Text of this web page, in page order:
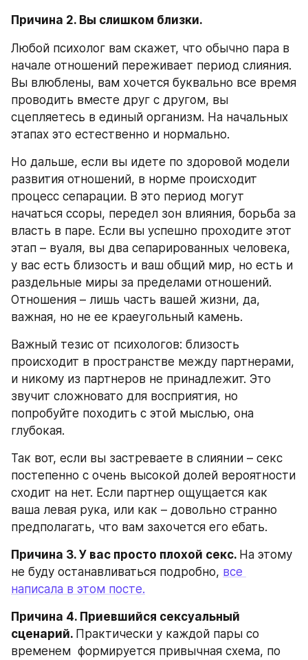
Причина 2. Вы слишком близки.
Любой психолог вам скажет, что обычно пара в
начале отношений переживает период слияния.
Вы влюблены, вам хочется буквально все время
проводить вместе друг с другом, вы
сцепляетесь в единый организм. На начальных
этапах это естественно и нормально.
Но дальше, если вы идете по здоровой модели
развития отношений, в норме происходит
процесс сепарации. В это период могут
начаться ссоры, передел зон влияния, борьба за
власть в паре. Если вы успешно проходите этот
этап – вуаля, вы два сепарированных человека,
у вас есть близость и ваш общий мир, но есть и
раздельные миры за пределами отношений.
Отношения – лишь часть вашей жизни, да,
важная, но не ее краеугольный камень.
Важный тезис от психологов: близость
происходит в пространстве между партнерами,
и никому из партнеров не принадлежит. Это
звучит сложновато для восприятия, но
попробуйте походить с этой мыслью, она
глубокая.
Так вот, если вы застреваете в слиянии – секс
постепенно с очень высокой долей вероятности
сходит на нет. Если партнер ощущается как
ваша левая рука, или как – довольно странно
предполагать, что вам захочется его ебать.
Причина 3. У вас просто плохой секс. На этому
не буду останавливаться подробно, все
написала в этом посте.
Причина 4. Приевшийся сексуальный
сценарий. Практически у каждой пары со
временем  формируется привычная схема, по